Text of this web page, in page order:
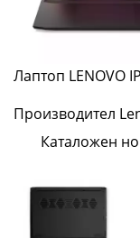
IP
3
/
|
Fly.bg
Лаптоп LENOVO
Производител
Каталожен